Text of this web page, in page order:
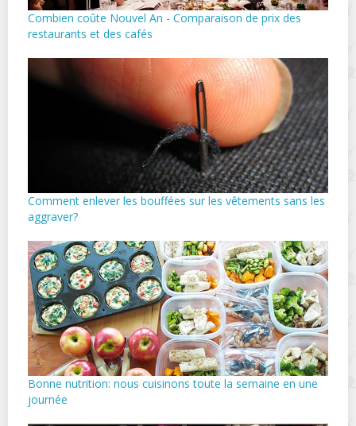
Combien coûte Nouvel An - Comparaison de prix des
restaurants et des cafés
Comment enlever les bouffées sur les vêtements sans les
aggraver?
Bonne nutrition: nous cuisinons toute la semaine en une
journée